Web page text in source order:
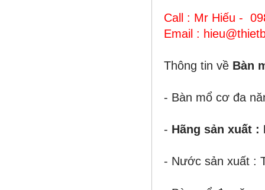
Call : Mr Hiếu -
Email :
Thông tin về Bàn
- Bàn mổ cơ đa
- Hãng sản xuất
- Nước sản xuất :